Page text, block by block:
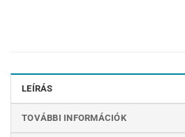
LEÍRÁS
TOVÁBBI INFORMÁCIÓK